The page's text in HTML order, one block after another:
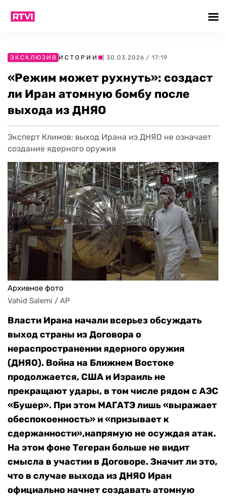
ЭКСКЛЮЗИВ ИСТОРИИ | 30.03.2026 / 17:19
«Режим может рухнуть»: создаст
ли Иран атомную бомбу после
выхода из ДНЯО
Эксперт Климов: выход Ирана из ДНЯО не означает
создание ядерного оружия
Архивное фото
Vahid Salemi / AP
Власти Ирана начали всерьез обсуждать
выход страны из Договора о
нераспространении ядерного оружия
(ДНЯО). Война на Ближнем Востоке
продолжается, США и Израиль не
прекращают удары, в том числе рядом с АЭС
«Бушер». При этом МАГАТЭ лишь «выражает
обеспокоенность» и «призывает к
сдержанности»,напрямую не осуждая атак.
На этом фоне Тегеран больше не видит
смысла в участии в Договоре. Значит ли это,
что в случае выхода из ДНЯО Иран
официально начнет создавать атомную